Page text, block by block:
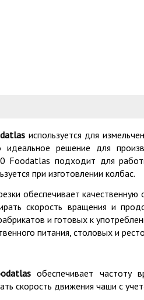
используется для
идеальное решение для
Foodatlas подходит для
при изготовлении колбас.
обеспечивает
скорость вращения и
и готовых к
питания, столовых и
обеспечивает частоту
скорость движения чаши с